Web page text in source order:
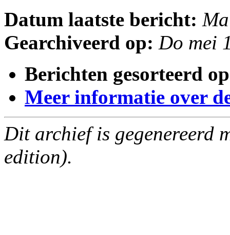
Datum laatste bericht:
Gearchiveerd op: Do mei
Berichten gesorteerd
Meer informatie over
Dit archief is gegenereerd
edition).